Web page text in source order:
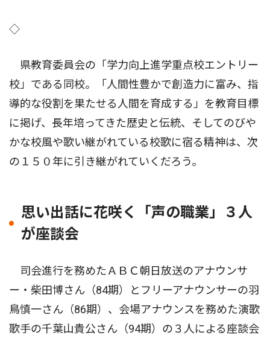
◇
県教育委員会の「学力向上進学重点校エントリー
校」である同校。「人間性豊かで創造力に富み、指
導的な役割を果たせる人間を育成する」を教育目標
に掲げ、長年培ってきた歴史と伝統、そしてのびや
かな校風や歌い継がれている校歌に宿る精神は、次
の１５０年に引き継がれていくだろう。
思い出話に花咲く「声の職業」３人
が座談会
司会進行を務めたＡＢＣ朝日放送のアナウンサ
ー・柴田博さん（84期）とフリーアナウンサーの羽
鳥慎一さん（86期）、会場アナウンスを務めた演歌
歌手の千葉山貴公さん（94期）の３人による座談会